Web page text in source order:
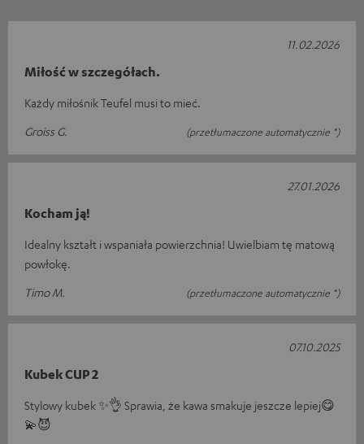
Miłość w szczegółach.
Każdy miłośnik Teufel musi to mieć.
Groiss G.
(przetłumaczone automatycznie *)
11.02.2026
Kocham ją!
Idealny kształt i wspaniała powierzchnia! Uwielbiam tę matową
powłokę.
Timo M.
(przetłumaczone automatycznie *)
27.01.2026
Kubek CUP 2
Stylowy kubek ✨️👌 Sprawia, że kawa smakuje jeszcze lepiej😋
💫😈
07.10.2025